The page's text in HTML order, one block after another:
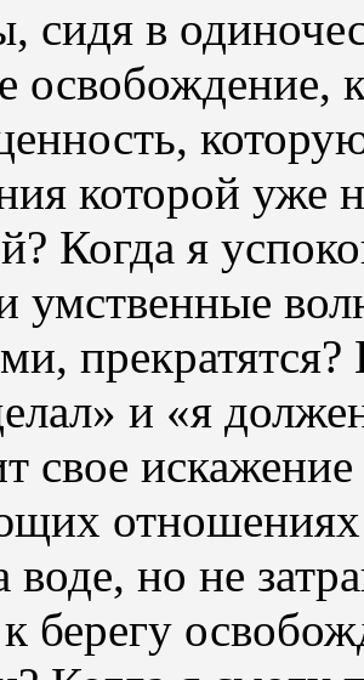
сидя в
освобождение,
которой уже
Когда я
умственные
и «я
свое
отношениях
воде, но не
к берегу